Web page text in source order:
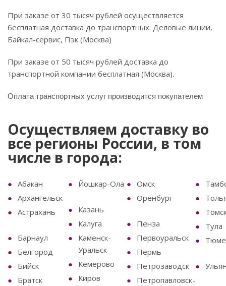
При заказе от 30 тысяч рублей осуществляется
бесплатная доставка до транспортных: Деловые линии,
Байкал-сервис, Пэк (Москва)
При заказе от 50 тысяч рублей доставка до
транспортной компании бесплатная (Москва).
Оплата транспортных услуг производится покупателем
Осуществляем доставку во
все регионы России, в том
числе в города:
Абакан
Архангельск
Астрахань
Барнаул
Белгород
Бийск
Братск
Йошкар-Ола
Казань
Калуга
Каменск-
Уральск
Кемерово
Киров
Омск
Оренбург
Пенза
Первоуральск
Пермь
Петрозаводск
Петропавловск-
Тула